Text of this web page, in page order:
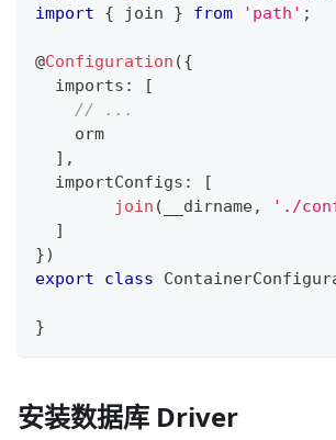
import
{ join } from 'path' ;
@Configuration ({
  imports
:
[
// ...
] ,
  importConfigs
:
[
join ( __dirname, './
]
})
export
class
}
安装数据库 Driver